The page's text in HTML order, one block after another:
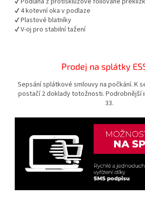
✔ 4 kotevní oka v podlaze
✔ Plastové blatníky
✔ V-oj pro stabilní tažení
Prodej na splátky
Sepsání splátkové smlouvy na počkání. K
postačí 2 doklady totožnosti. Podrobnější
33.